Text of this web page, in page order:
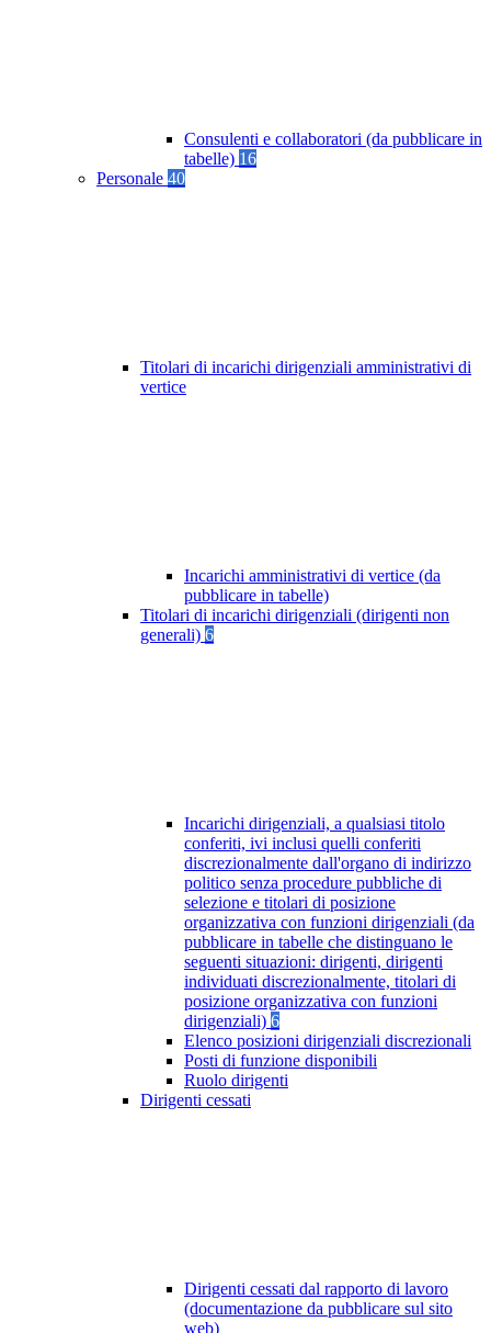
Consulenti e collaboratori (da pubblicare in
tabelle) 16
Personale 40
Titolari di incarichi dirigenziali amministrativi di
vertice
Incarichi amministrativi di vertice (da
pubblicare in tabelle)
Titolari di incarichi dirigenziali (dirigenti non
generali) 6
Incarichi dirigenziali, a qualsiasi titolo
conferiti, ivi inclusi quelli conferiti
discrezionalmente dall'organo di indirizzo
politico senza procedure pubbliche di
selezione e titolari di posizione
organizzativa con funzioni dirigenziali (da
pubblicare in tabelle che distinguano le
seguenti situazioni: dirigenti, dirigenti
individuati discrezionalmente, titolari di
posizione organizzativa con funzioni
dirigenziali) 6
Elenco posizioni dirigenziali discrezionali
Posti di funzione disponibili
Ruolo dirigenti
Dirigenti cessati
Dirigenti cessati dal rapporto di lavoro
(documentazione da pubblicare sul sito
web)